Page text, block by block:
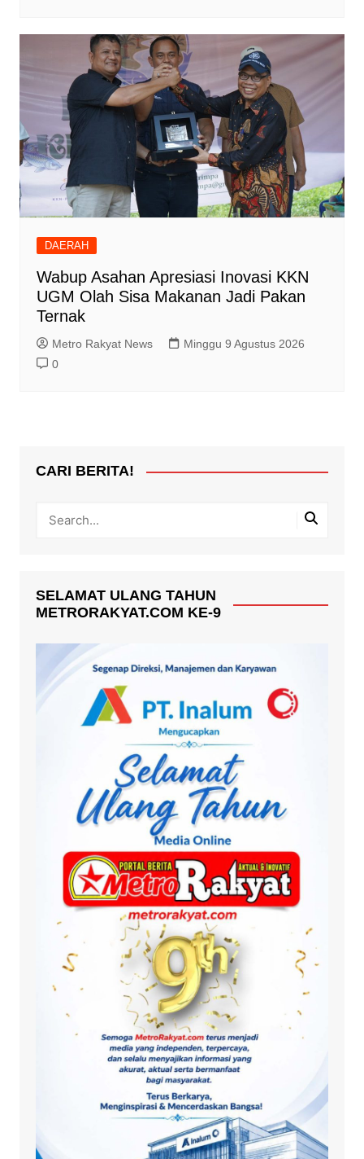
DAERAH
Wabup Asahan Apresiasi Inovasi KKN
UGM Olah Sisa Makanan Jadi Pakan
Ternak
Metro Rakyat News
Minggu 9 Agustus 2026
0
CARI BERITA!
SELAMAT ULANG TAHUN
METRORAKYAT.COM KE-9